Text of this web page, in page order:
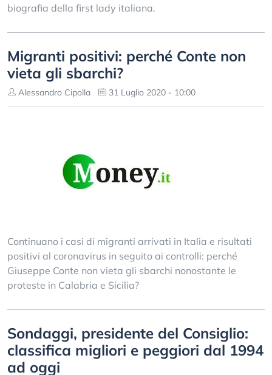
biografia della first lady italiana.
Migranti positivi: perché Conte non
vieta gli sbarchi?
Alessandro Cipolla 31 Luglio 2020 - 10:00
Continuano i casi di migranti arrivati in Italia e risultati
positivi al coronavirus in seguito ai controlli: perché
Giuseppe Conte non vieta gli sbarchi nonostante le
proteste in Calabria e Sicilia?
Sondaggi, presidente del Consiglio:
classifica migliori e peggiori dal 1994
ad oggi